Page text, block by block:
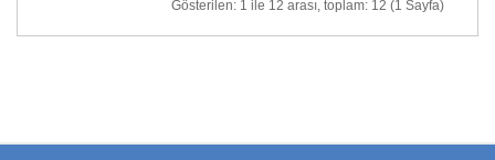
Gösterilen: 1 ile 12 arası, toplam: 12 (1 Sayfa)